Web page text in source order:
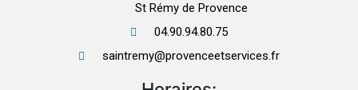
St Rémy de Provence
04.90.94.80.75
saintremy@provenceetservices.fr